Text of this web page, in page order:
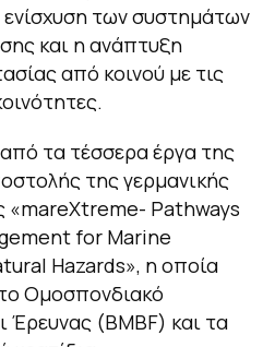
των συστημάτων
και η ανάπτυξη
από κοινού με τις
τα τέσσερα έργα της
της γερμανικής
«mareXtreme- Pathways
for Marine
Hazards», η οποία
Ομοσπονδιακό
Έρευνας (BMBF) και τα